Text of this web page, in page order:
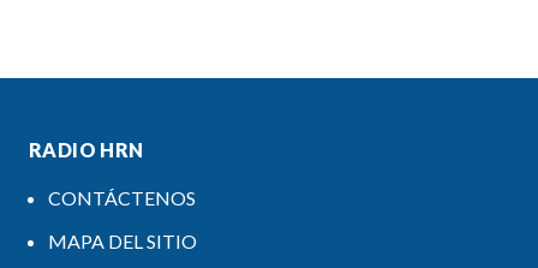
RADIO HRN
CONTÁCTENOS
MAPA DEL SITIO